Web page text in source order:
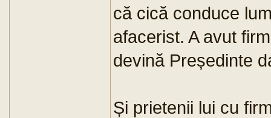
că cică conduce
afacerist. A avut
devină Președinte
Și prietenii lui cu